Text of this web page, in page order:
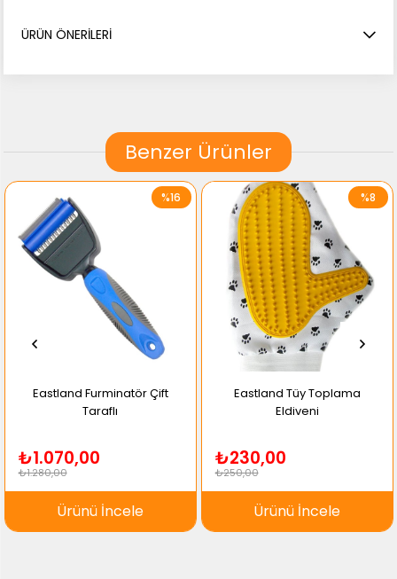
ÜRÜN ÖNERILERI
Benzer Ürünler
Eastland Furminatör Çift
Taraflı
Ürünü İncele
%16
Eastland Tüy Toplama
Eldiveni
₺230,00
₺250,00
Ürünü İncele
%8